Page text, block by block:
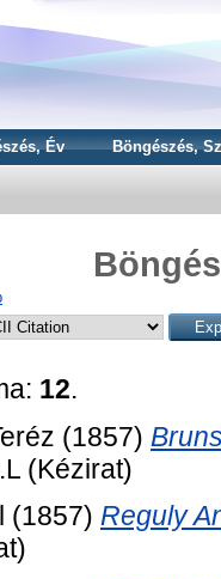
Év Böngészés,
12.
(1857)
(Kézirat)
(1857) Reguly